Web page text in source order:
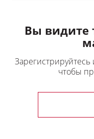
Вы видите
чтобы